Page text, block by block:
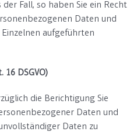
Fall, so haben Sie ein Recht
Daten und
Einzelnen aufgeführten
DSGVO)
die Berichtigung Sie
Daten und
Daten zu